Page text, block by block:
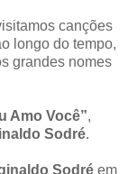
canções
longo do tempo,
grandes nomes
Amo Você”,
Sodré.
Sodréem